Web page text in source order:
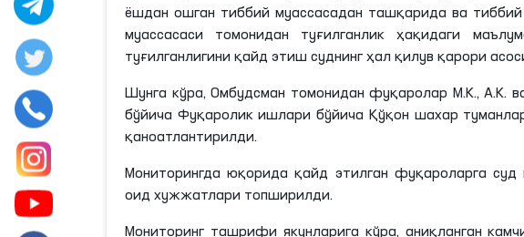
ёшдан ошган тиббий муассасадан ташқарида ва тиббий
муассасаси томонидан туғилганлик ҳақидаги
туғилганлигини қайд этиш суднинг ҳал қилув қарори
Шунга кўра, Омбудсман томонидан фуқаролар М.К., А.К.
бўйича Фуқаролик ишлари бўйича Қўқон шахар
қаноатлантирилди.
Мониторингда юқорида қайд этилган фуқароларга
оид хужжатлари топширилди.
Мониторинг ташрифи якунларига кўра, аниқланган